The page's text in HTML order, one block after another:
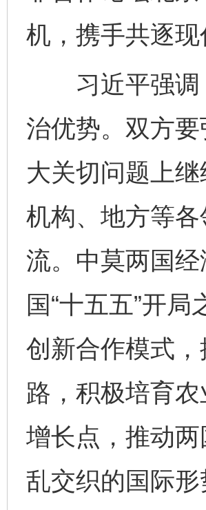
机，携手共逐
习近平强调
治优势。双方
大关切问题上
机构、地方等
流。中莫两国
国“十五五”开
创新合作模式
路，积极培育
增长点，推动
乱交织的国际